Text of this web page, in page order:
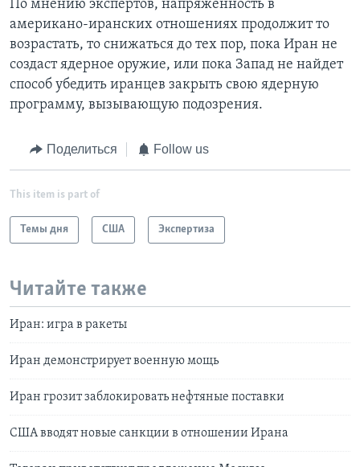
По мнению экспертов, напряженность в
американо-иранских отношениях продолжит то
возрастать, то снижаться до тех пор, пока Иран не
создаст ядерное оружие, или пока Запад не найдет
способ убедить иранцев закрыть свою ядерную
программу, вызывающую подозрения.
Поделиться Follow us
This item is part of
Темы дня США Экспертиза
Читайте также
Иран: игра в ракеты
Иран демонстрирует военную мощь
Иран грозит заблокировать нефтяные поставки
США вводят новые санкции в отношении Ирана